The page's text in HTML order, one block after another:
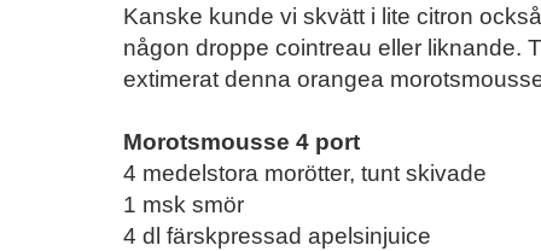
Kanske kunde vi skvätt i lite citron
någon droppe cointreau eller liknande.
extimerat denna orangea
Morotsmousse 4 port
4 medelstora morötter, tunt skivade
1 msk smör
4 dl färskpressad apelsinjuice